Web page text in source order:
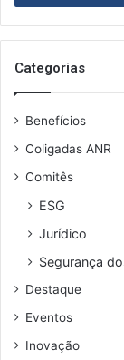
r
a
s
e
n
e
e
e
a
Categorias
Benefícios
Coligadas ANR
Comitês
ESG
Jurídico
Segurança
Destaque
Eventos
Inovação